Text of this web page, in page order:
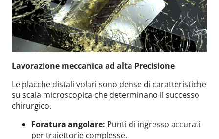
Lavorazione meccanica ad alta Precisione
Le placche distali volari sono dense di caratteristiche
su scala microscopica che determinano il successo
chirurgico.
Foratura angolare: Punti di ingresso accurati
per traiettorie complesse.